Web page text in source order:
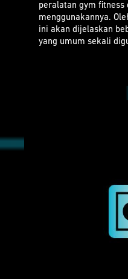
peralatan gym fitness
menggunakannya.
ini akan dijelaskan
yang umum sekali